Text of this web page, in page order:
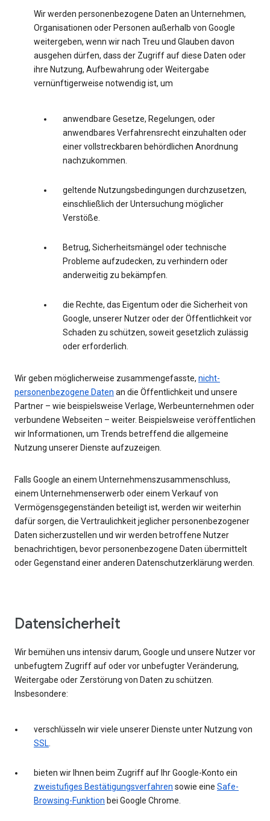
Wir werden personenbezogene Daten an Unternehmen,
Organisationen oder Personen außerhalb von Google
weitergeben, wenn wir nach Treu und Glauben davon
ausgehen dürfen, dass der Zugriff auf diese Daten oder
ihre Nutzung, Aufbewahrung oder Weitergabe
vernünftigerweise notwendig ist, um
anwendbare Gesetze, Regelungen, oder
anwendbares Verfahrensrecht einzuhalten oder
einer vollstreckbaren behördlichen Anordnung
nachzukommen.
geltende Nutzungsbedingungen durchzusetzen,
einschließlich der Untersuchung möglicher
Verstöße.
Betrug, Sicherheitsmängel oder technische
Probleme aufzudecken, zu verhindern oder
anderweitig zu bekämpfen.
die Rechte, das Eigentum oder die Sicherheit von
Google, unserer Nutzer oder der Öffentlichkeit vor
Schaden zu schützen, soweit gesetzlich zulässig
oder erforderlich.
Wir geben möglicherweise zusammengefasste, nicht-
personenbezogene Daten an die Öffentlichkeit und unsere
Partner – wie beispielsweise Verlage, Werbeunternehmen oder
verbundene Webseiten – weiter. Beispielsweise veröffentlichen
wir Informationen, um Trends betreffend die allgemeine
Nutzung unserer Dienste aufzuzeigen.
Falls Google an einem Unternehmenszusammenschluss,
einem Unternehmenserwerb oder einem Verkauf von
Vermögensgegenständen beteiligt ist, werden wir weiterhin
dafür sorgen, die Vertraulichkeit jeglicher personenbezogener
Daten sicherzustellen und wir werden betroffene Nutzer
benachrichtigen, bevor personenbezogene Daten übermittelt
oder Gegenstand einer anderen Datenschutzerklärung werden.
Datensicherheit
Wir bemühen uns intensiv darum, Google und unsere Nutzer vor
unbefugtem Zugriff auf oder vor unbefugter Veränderung,
Weitergabe oder Zerstörung von Daten zu schützen.
Insbesondere:
verschlüsseln wir viele unserer Dienste unter Nutzung von
SSL.
bieten wir Ihnen beim Zugriff auf Ihr Google-Konto ein
zweistufiges Bestätigungsverfahren sowie eine Safe-
Browsing-Funktion bei Google Chrome.